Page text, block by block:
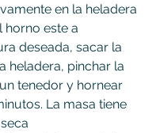
en la heladera
horno este a
deseada, sacar la
heladera, pinchar la
tenedor y hornear
La masa tiene